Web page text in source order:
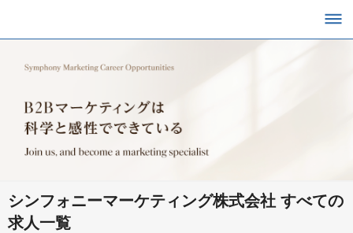
シンフォニーマーケティング株式会社 すべての
求人一覧